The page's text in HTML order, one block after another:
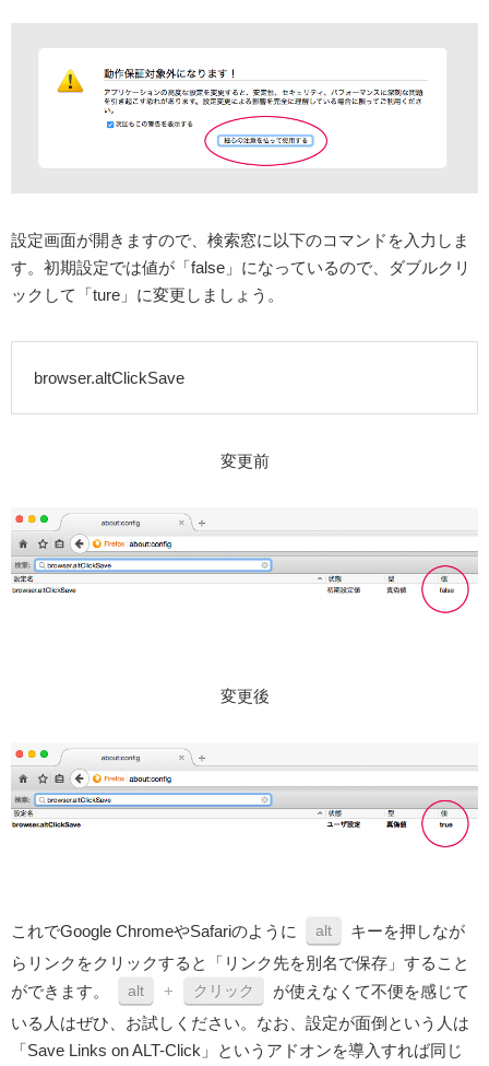
設定画面が開きますので、検索窓に以下のコマンドを入力しま
す。初期設定では値が「false」になっているので、ダブルクリ
ックして「ture」に変更しましょう。
browser.altClickSave
変更前
変更後
これでGoogle ChromeやSafariのように alt
キーを押しなが
らリンクをクリックすると「リンク先を別名で保存」すること
ができます。
alt + クリック
が使えなくて不便を感じて
いる人はぜひ、お試しください。なお、設定が面倒という人は
「Save Links on ALT-Click」というアドオンを導入すれば同じ